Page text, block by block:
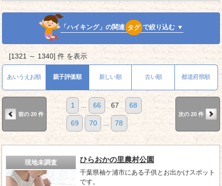
「ハイキング」の関連 タグ で絞り込む ▼
[1321 ～ 1340] 件 を表示
あいうえお順 親子評価順 新しい順 古い順 都道府県順
前の 20 件
1 ... 66 67 68
69 70 ... 78
次の 20 件
現地未調査 ひらおかの里農村公園
千葉県袖ケ浦市にある子供とお出かけスポット
です。